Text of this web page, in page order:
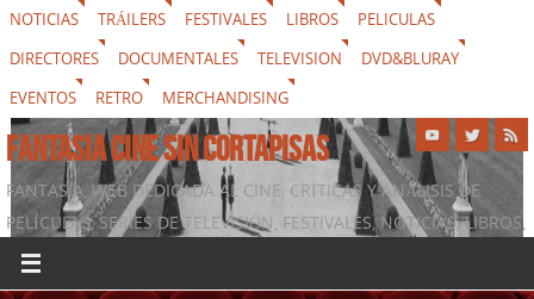
NOTICIAS TRÁILERS FESTIVALES LIBROS
PELICULAS
DIRECTORES
DOCUMENTALES TELEVISION
DVD&BLURAY
EVENTOS
RETRO MERCHANDISING
FANTASIA CINE SIN CORTAPISAS
FANTASIA, WEB DEDICADA AL CINE, CRÍTICAS Y ANÁLISIS DE
PELÍCULAS, SERIES DE TELEVISIÓN, FESTIVALES, NOTICIAS, LIBROS,
DVD & BLURAY, MERCHANDISING Y TODO LO QUE RODEA AL
SÉPTIMO ARTE